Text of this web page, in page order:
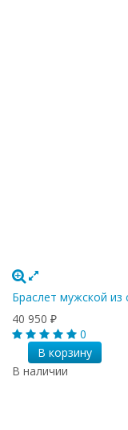
Браслет мужской из
40 950 ₽
0
В корзину
В наличии